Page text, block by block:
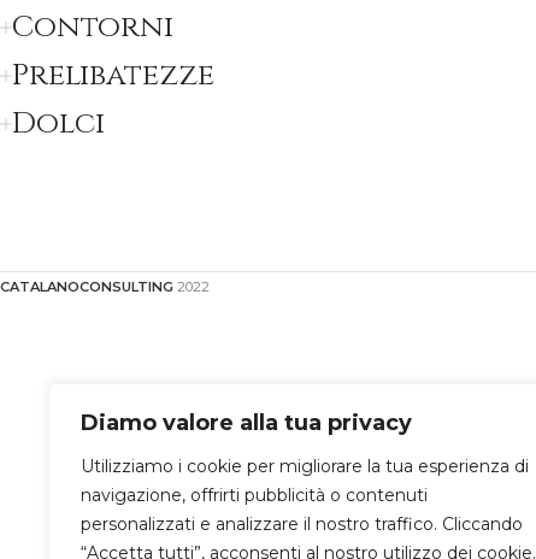
Diamo valore alla tua privacy
Utilizziamo i cookie per migliorare la tua esperienza di
navigazione, offrirti pubblicità o contenuti
personalizzati e analizzare il nostro traffico. Cliccando
“Accetta tutti”, acconsenti al nostro utilizzo dei cookie.
Contorni
Prelibatezze
Dolci
CATALANOCONSULTING 2022